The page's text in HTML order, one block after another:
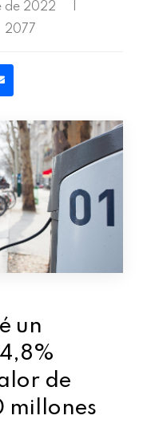
de 2022 |
2077
un
de
millones